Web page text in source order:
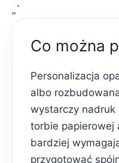
„`
Co można
Personalizacja
albo
wystarczy nadruk
torbie papierowej
bardziej
przygotować